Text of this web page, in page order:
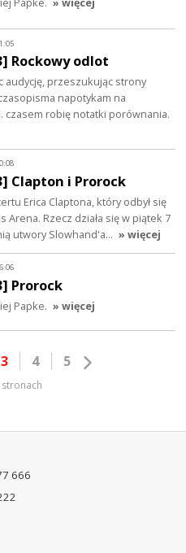
Rockowy odlot
audycję, przeszukując strony
napotykam na
robię notatki porównania.
Clapton i Prorock
Erica Claptona, który odbył się
Arena. Rzecz działa się w piątek 7
utwory Slowhand'a… » więcej
Prorock
Papke. » więcej
3 4 5
666